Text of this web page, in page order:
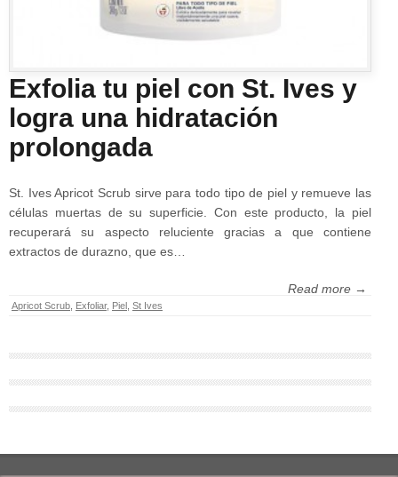
Exfolia tu piel con St. Ives y
logra una hidratación
prolongada
St. Ives Apricot Scrub sirve para todo tipo de piel y remueve las
células muertas de su superficie. Con este producto, la piel
recuperará su aspecto reluciente gracias a que contiene
extractos de durazno, que es…
Read more →
Apricot Scrub Exfoliar, Piel St Ives